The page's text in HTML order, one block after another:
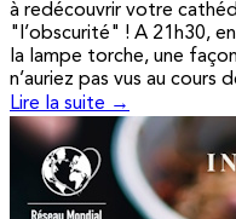
à redécouvrir votre
"l’obscurité" ! A 21h30,
la lampe torche, une
n’auriez pas vus au cours
Lire la suite →